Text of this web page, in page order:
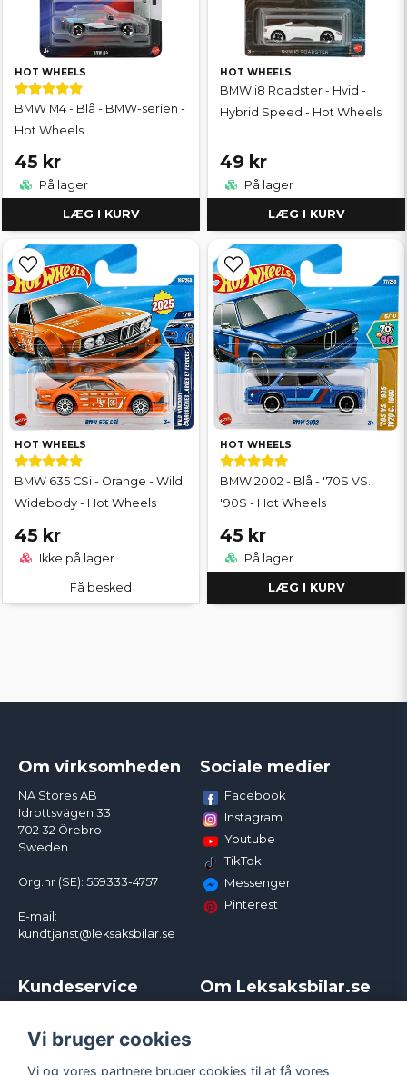
HOT WHEELS
BMW M4 - Blå - BMW-serien -
Hot Wheels
45 kr
På lager
LÆG I KURV
HOT WHEELS
BMW i8 Roadster - Hvid -
Hybrid Speed - Hot Wheels
49 kr
På lager
LÆG I KURV
HOT WHEELS
BMW 635 CSi - Orange - Wild
Widebody - Hot Wheels
45 kr
Ikke på lager
Få besked
HOT WHEELS
BMW 2002 - Blå - '70S VS.
'90S - Hot Wheels
45 kr
På lager
LÆG I KURV
Om virksomheden
NA Stores AB
Idrottsvägen 33
702 32 Örebro
Sweden
Org.nr (SE): 559333-4757
E-mail:
kundtjanst@leksaksbilar.se
Sociale medier
Facebook
Instagram
Youtube
TikTok
Messenger
Pinterest
Kundeservice
Kampagner og rabatter
Reklamation
Om Leksaksbilar.se
Vi bruger cookies
Vi og vores partnere bruger cookies til at få vores